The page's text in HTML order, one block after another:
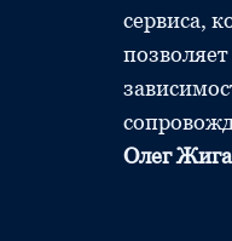
сервиса,
Олег